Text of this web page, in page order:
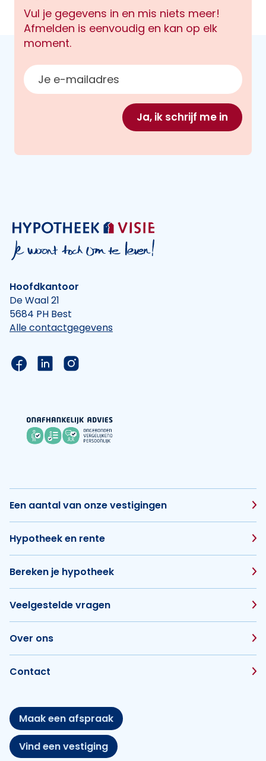
Vul je gegevens in en mis niets meer!
Afmelden is eenvoudig en kan op elk
moment.
E-mailadres
Ja, ik schrijf me in
Hoofdkantoor
De Waal 21
5684 PH Best
Alle contactgegevens
Link naar de Facebook pagina van Hypotheek
Link naar de LinkedIn pagina van
Link naar de Instagram pagina van
Een aantal van onze vestigingen
Hypotheek en rente
Bereken je hypotheek
Veelgestelde vragen
Over ons
Contact
Maak een afspraak
Vind een vestiging